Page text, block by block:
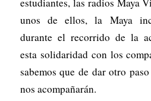
unos de ellos, la Maya
durante el recorrido de la
esta solidaridad con los
sabemos que de dar otro
nos acompañarán.